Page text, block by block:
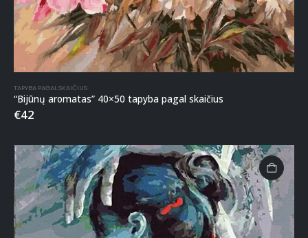
TAPYBA PAGAL SKAIČIUS
“Bijūnų aromatas” 40×50 tapyba pagal skaičius
€42